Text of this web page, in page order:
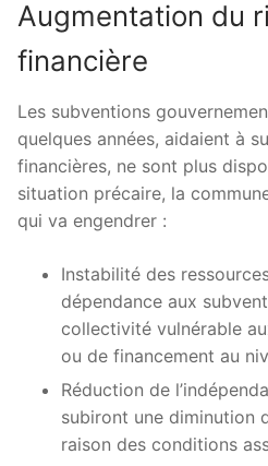
Augmentation du
financière
Les subventions
quelques années, aidaient à
financières, ne sont plus
situation précaire, la
qui va engendrer :
Instabilité des
dépendance aux
collectivité vulnérable
ou de financement au
Réduction de
subiront une diminution
raison des conditions